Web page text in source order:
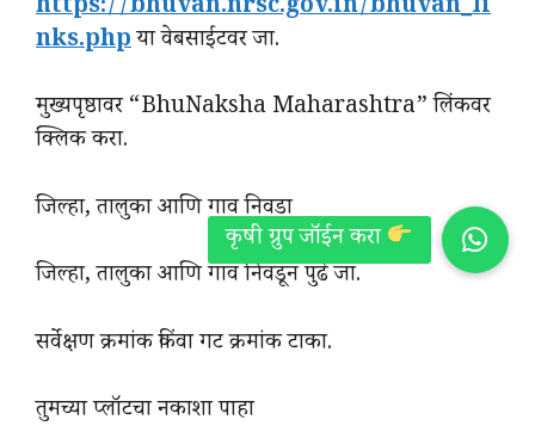
https://bhuvan.nrsc.gov.in/bhuvan_li
nks.phpया वेबसाईटवर जा.
मुख्यपृष्ठावर “BhuNaksha Maharashtra” लिंकवर
क्लिक करा.
जिल्हा, तालुका आणि गाव निवडा
जिल्हा, तालुका आणि गाव निवडून पुढे जा.
सर्वेक्षण क्रमांक किंवा गट क्रमांक टाका.
तुमच्या प्लॉटचा नकाशा पाहा